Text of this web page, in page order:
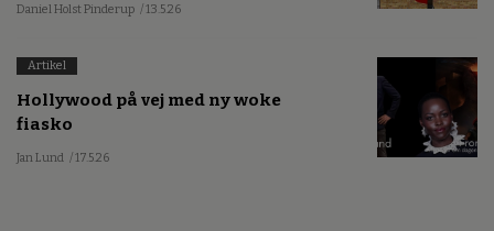
Daniel Holst Pinderup / 13.5.26
Artikel
Hollywood på vej med ny woke
fiasko
Jan Lund / 17.5.26